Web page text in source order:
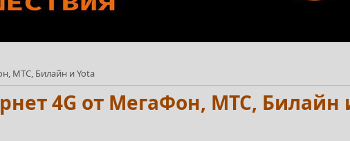
МТС, Билайн и Yota
4G от МегаФон, МТС, Билайн